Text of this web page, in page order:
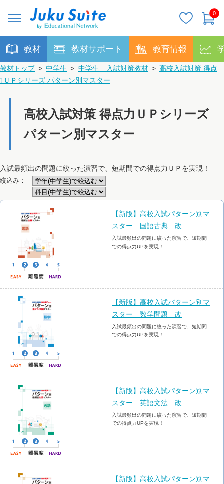
0
教材 教材サポート 教育情報
教材トップ > 中学生 > 中学生 入試対策教材 > 高校入試対策 得点
ＵＰシリーズ パターン別マスター
高校入試対策 得点力ＵＰシリーズ
パターン別マスター
入試最頻出の問題に絞った演習で、短期間での得点力ＵＰを実現！
絞込み：
【新版】高校入試パターン別マ
スター 国語古典 改
入試最頻出の問題に絞った演習で、短期間
での得点力UPを実現！
【新版】高校入試パターン別マ
スター 数学問題 改
入試最頻出の問題に絞った演習で、短期間
での得点力UPを実現！
【新版】高校入試パターン別マ
スター 英語文法 改
入試最頻出の問題に絞った演習で、短期間
での得点力UPを実現！
【新版】高校入試パターン別マ